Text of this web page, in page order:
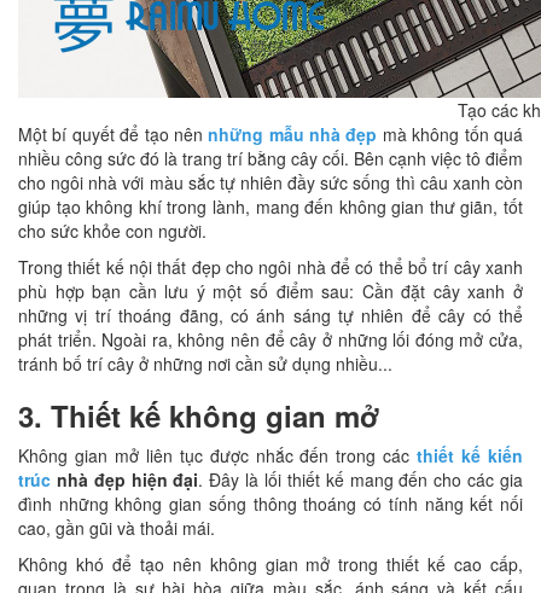
Tạo các
Một bí quyết để tạo nênnhững mẫu nhà đẹp mà không tốn quá
nhiều công sức đó là trang trí bằng cây cối. Bên cạnh việc tô điểm
cho ngôi nhà với màu sắc tự nhiên đầy sức sống thì câu xanh còn
giúp tạo không khí trong lành, mang đến không gian thư giãn, tốt
cho sức khỏe con người.
Trong thiết kế nội thất đẹp cho ngôi nhà để có thể bổ trí cây xanh
phù hợp bạn cần lưu ý một số điểm sau: Cần đặt cây xanh ở
những vị trí thoáng đãng, có ánh sáng tự nhiên để cây có thể
phát triển. Ngoài ra, không nên để cây ở những lối đóng mở cửa,
tránh bố trí cây ở những nơi cần sử dụng nhiều...
3. Thiết kế không gian mở
Không gian mở liên tục được nhắc đến trong cácthiết kế kiến
trúc nhà đẹp hiện đại. Đây là lối thiết kế mang đến cho các gia
đình những không gian sống thông thoáng có tính năng kết nối
cao, gần gũi và thoải mái.
Không khó để tạo nên không gian mở trong thiết kế cao cấp,
quan trọng là sự hài hòa giữa màu sắc, ánh sáng và kết cấu